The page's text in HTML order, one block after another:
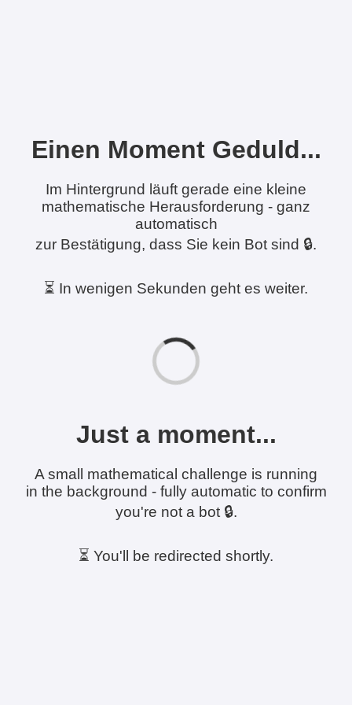
Einen Moment Geduld...
Im Hintergrund läuft gerade eine kleine
mathematische Herausforderung - ganz
automatisch
zur Bestätigung, dass Sie kein Bot sind 🔒.
⏳ In wenigen Sekunden geht es weiter.
Just a moment...
A small mathematical challenge is running
in the background - fully automatic to confirm
you're not a bot 🔒.
⏳ You'll be redirected shortly.